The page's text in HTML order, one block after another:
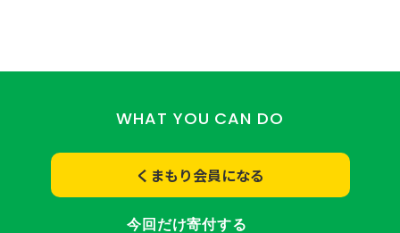
WHAT YOU CAN DO
くまもり会員になる
今回だけ寄付する